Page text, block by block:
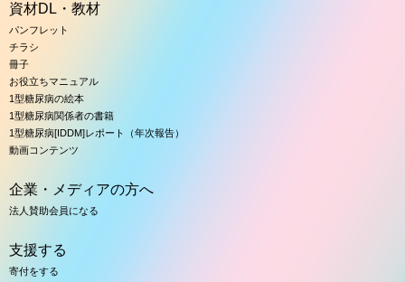
資材DL・教材
パンフレット
チラシ
冊子
お役立ちマニュアル
1型糖尿病の絵本
1型糖尿病関係者の書籍
1型糖尿病[IDDM]レポート（年次報告）
動画コンテンツ
企業・メディアの方へ
法人賛助会員になる
支援する
寄付をする